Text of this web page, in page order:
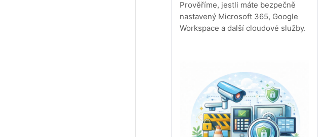
Prověříme, jestli máte bezpečně
nastavený Microsoft 365, Google
Workspace a další cloudové služby.